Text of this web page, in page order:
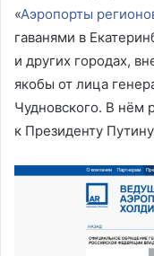
«Аэропорты
гаванями в
и других городах,
якобы от лица
Чудновского. В нём
к Президенту